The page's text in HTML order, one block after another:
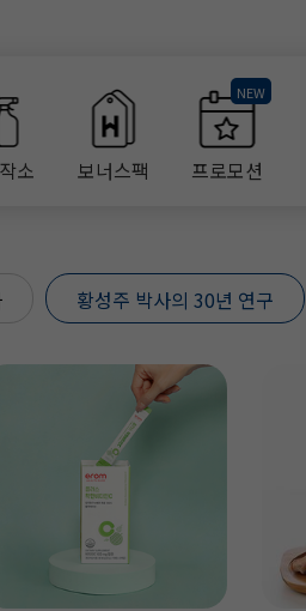
소 보너스팩 프로모션
황성주 박사의 30년 연구